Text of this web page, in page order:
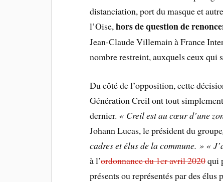
distanciation, port du masque et
l’Oise,hors de question de
Jean-Claude Villemain à France
nombre restreint, auxquels ceux qui
Du côté de l’opposition, cette
Génération Creil ont tout
dernier. « Creil est au cœur d’une
Johann Lucas, le président du groupe
cadres et élus de la commune. » «
à l’ordonnance du 1er avril 2020qui
présents ou représentés par des élus